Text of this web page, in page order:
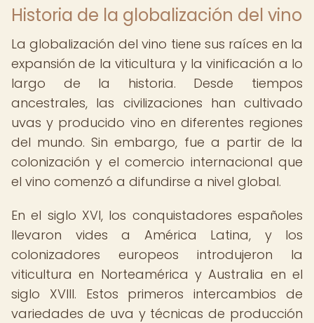
Historia de la globalización del vino
La globalización del vino tiene sus raíces en la
expansión de la viticultura y la vinificación a lo
largo de la historia. Desde tiempos
ancestrales, las civilizaciones han cultivado
uvas y producido vino en diferentes regiones
del mundo. Sin embargo, fue a partir de la
colonización y el comercio internacional que
el vino comenzó a difundirse a nivel global.
En el siglo XVI, los conquistadores españoles
llevaron vides a América Latina, y los
colonizadores europeos introdujeron la
viticultura en Norteamérica y Australia en el
siglo XVIII. Estos primeros intercambios de
variedades de uva y técnicas de producción